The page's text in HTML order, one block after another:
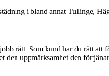
i bland annat Tullinge,
rätt. Som kund har du rätt att
den uppmärksamhet den